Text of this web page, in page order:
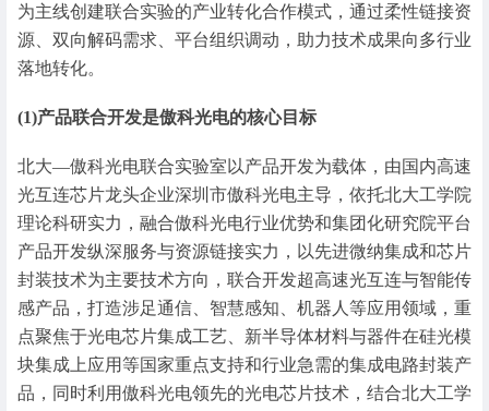
为主线创建联合实验的产业转化合作模式，通过柔性链接资
源、双向解码需求、平台组织调动，助力技术成果向多行业
落地转化。
(1)产品联合开发是傲科光电的核心目标
北大—傲科光电联合实验室以产品开发为载体，由国内高速
光互连芯片龙头企业深圳市傲科光电主导，依托北大工学院
理论科研实力，融合傲科光电行业优势和集团化研究院平台
产品开发纵深服务与资源链接实力，以先进微纳集成和芯片
封装技术为主要技术方向，联合开发超高速光互连与智能传
感产品，打造涉足通信、智慧感知、机器人等应用领域，重
点聚焦于光电芯片集成工艺、新半导体材料与器件在硅光模
块集成上应用等国家重点支持和行业急需的集成电路封装产
品，同时利用傲科光电领先的光电芯片技术，结合北大工学